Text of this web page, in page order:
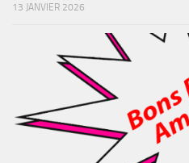
13 JANVIER 2026